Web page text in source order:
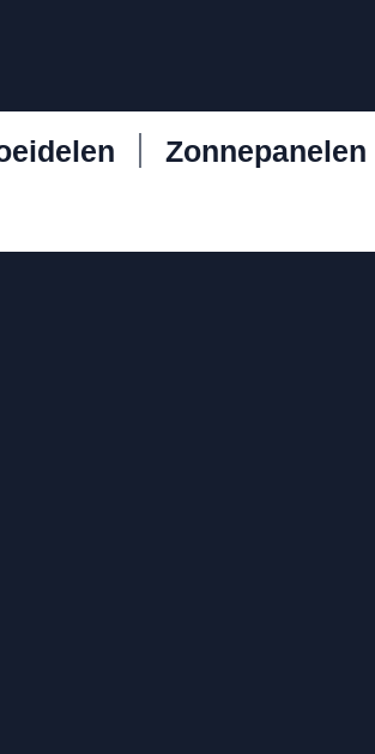
Zonnepanelen